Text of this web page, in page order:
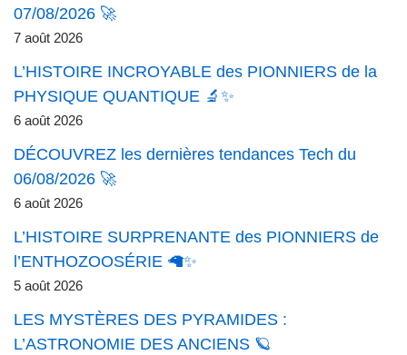
07/08/2026 🚀
7 août 2026
L’HISTOIRE INCROYABLE des PIONNIERS de la
PHYSIQUE QUANTIQUE 🔬✨
6 août 2026
DÉCOUVREZ les dernières tendances Tech du
06/08/2026 🚀
6 août 2026
L’HISTOIRE SURPRENANTE des PIONNIERS de
l’ENTHOZOOSÉRIE 🦙✨
5 août 2026
LES MYSTÈRES DES PYRAMIDES :
L’ASTRONOMIE DES ANCIENS 🪐